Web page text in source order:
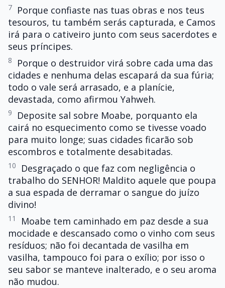
7
Porque confiaste nas tuas obras e nos teus
tesouros, tu também serás capturada, e Camos
irá para o cativeiro junto com seus sacerdotes e
seus príncipes.
8
Porque o destruidor virá sobre cada uma das
cidades e nenhuma delas escapará da sua fúria;
todo o vale será arrasado, e a planície,
devastada, como afirmou Yahweh.
9
Deposite sal sobre Moabe, porquanto ela
cairá no esquecimento como se tivesse voado
para muito longe; suas cidades ficarão sob
escombros e totalmente desabitadas.
10
Desgraçado o que faz com negligência o
trabalho do SENHOR! Maldito aquele que poupa
a sua espada de derramar o sangue do juízo
divino!
11
Moabe tem caminhado em paz desde a sua
mocidade e descansado como o vinho com seus
resíduos; não foi decantada de vasilha em
vasilha, tampouco foi para o exílio; por isso o
seu sabor se manteve inalterado, e o seu aroma
não mudou.